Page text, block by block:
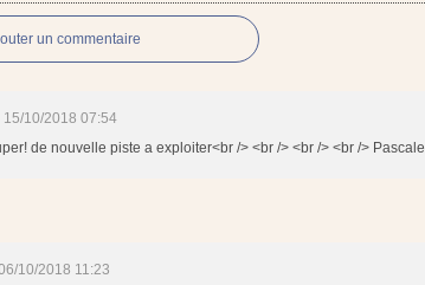
un commentaire
15/10/2018 07:54
de nouvelle piste a exploiter<br /> <br /> <br /> <br /> Pascale
10/2018 11:23